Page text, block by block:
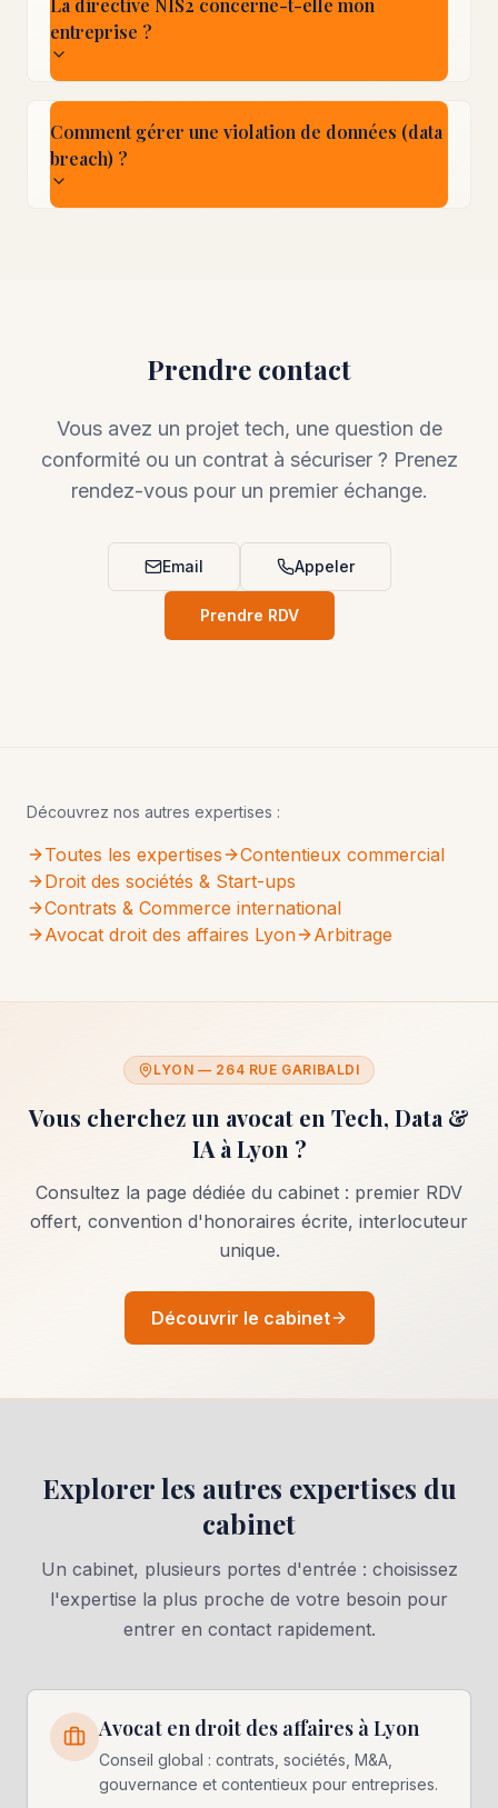
La directive NIS2 concerne-t-elle mon
entreprise ?
Comment gérer une violation de données (data
breach) ?
Prendre contact
Vous avez un projet tech, une question de
conformité ou un contrat à sécuriser ? Prenez
rendez-vous pour un premier échange.
Email Appeler
Prendre RDV
Découvrez nos autres expertises :
Toutes les expertises
Contentieux commercial
Droit des sociétés & Start-ups
Contrats & Commerce international
Avocat droit des affaires Lyon
Arbitrage
LYON — 264 RUE GARIBALDI
Vous cherchez un avocat en Tech, Data &
IAà Lyon ?
Consultez la page dédiée du cabinet : premier RDV
offert, convention d'honoraires écrite, interlocuteur
unique.
Découvrir le cabinet
Explorer les autres expertises du
cabinet
Un cabinet, plusieurs portes d'entrée : choisissez
l'expertise la plus proche de votre besoin pour
entrer en contact rapidement.
Avocat en droit des affaires à Lyon
Conseil global : contrats, sociétés, M&A,
gouvernance et contentieux pour entreprises.